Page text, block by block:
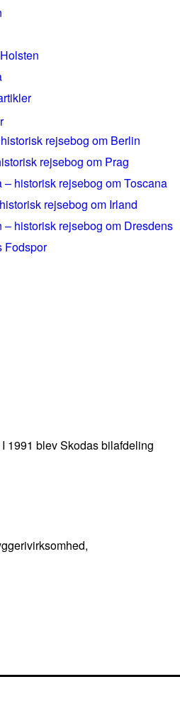
rejsebog om Berlin
rejsebog om Prag
– historisk rejsebog om Toscana
rejsebog om Irland
– historisk rejsebog om Dresdens
Fodspor
1991 blev Skodas bilafdeling